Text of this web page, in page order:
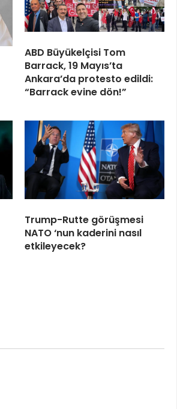
ABD Büyükelçisi Tom
Barrack, 19 Mayıs’ta
Ankara’da protesto edildi:
“Barrack evine dön!”
Trump-Rutte görüşmesi
NATO ‘nun kaderini nasıl
etkileyecek?